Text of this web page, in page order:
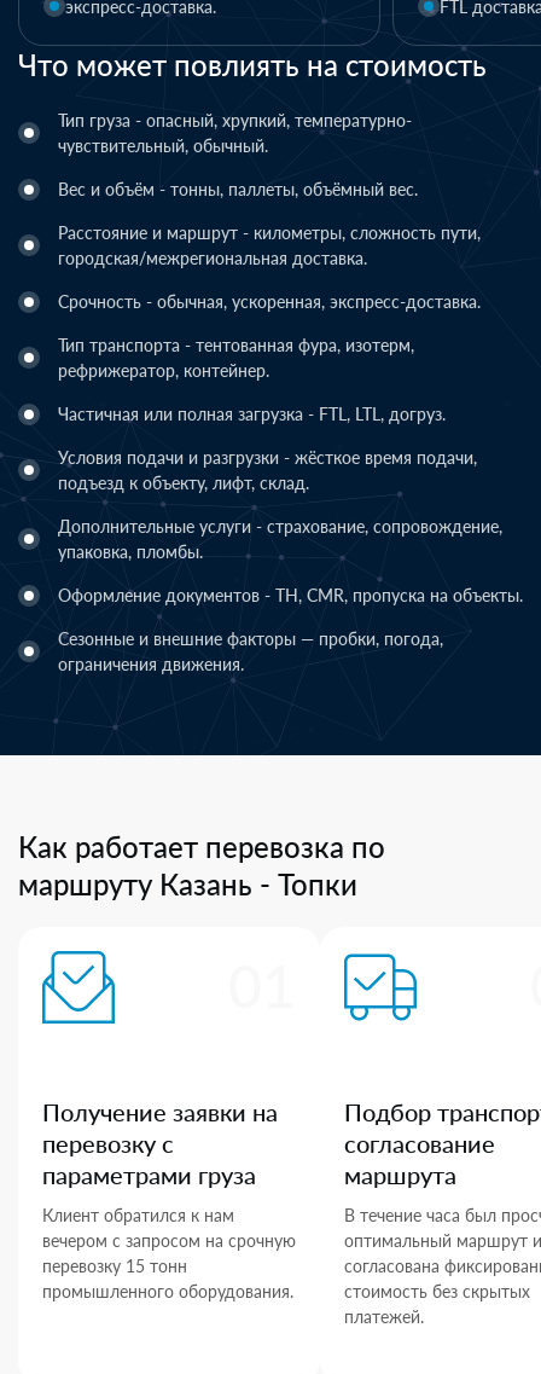
Что может повлиять на стоимость
Тип груза - опасный, хрупкий, температурно-
чувствительный, обычный.
Вес и объём - тонны, паллеты, объёмный вес.
Расстояние и маршрут - километры, сложность пути,
городская/межрегиональная доставка.
Срочность - обычная, ускоренная, экспресс-доставка.
Тип транспорта - тентованная фура, изотерм,
рефрижератор, контейнер.
Частичная или полная загрузка - FTL, LTL, догруз.
Условия подачи и разгрузки - жёсткое время подачи,
подъезд к объекту, лифт, склад.
Дополнительные услуги - страхование, сопровождение,
упаковка, пломбы.
Оформление документов - ТН, CMR, пропуска на объекты.
Сезонные и внешние факторы — пробки, погода,
ограничения движения.
FTL доставка LTL
Как работает перевозка по
маршруту Казань - Топки
Получение заявки на
перевозку с
параметрами груза
Клиент обратился к нам
вечером с запросом на срочную
перевозку 15 тонн
промышленного оборудования.
Подбор
согласование
маршрута
В течение часа был
оптимальный маршрут и
согласована
стоимость без скрытых
платежей.